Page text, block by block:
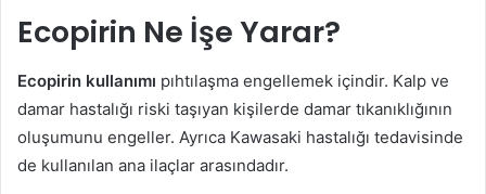
Ecopirin Ne İşe Yarar?
Ecopirin kullanımı pıhtılaşma engellemek içindir. Kalp ve
damar hastalığı riski taşıyan kişilerde damar tıkanıklığının
oluşumunu engeller. Ayrıca Kawasaki hastalığı tedavisinde
de kullanılan ana ilaçlar arasındadır.